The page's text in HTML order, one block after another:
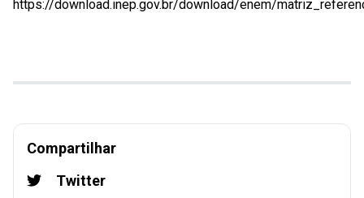
https://download.inep.gov.br/download/enem/
Compartilhar
Twitter